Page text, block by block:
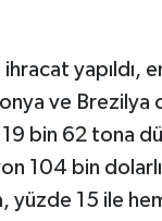
yapıldı,
ve
bin 62 tona
104 bin
yüzde 15 ile